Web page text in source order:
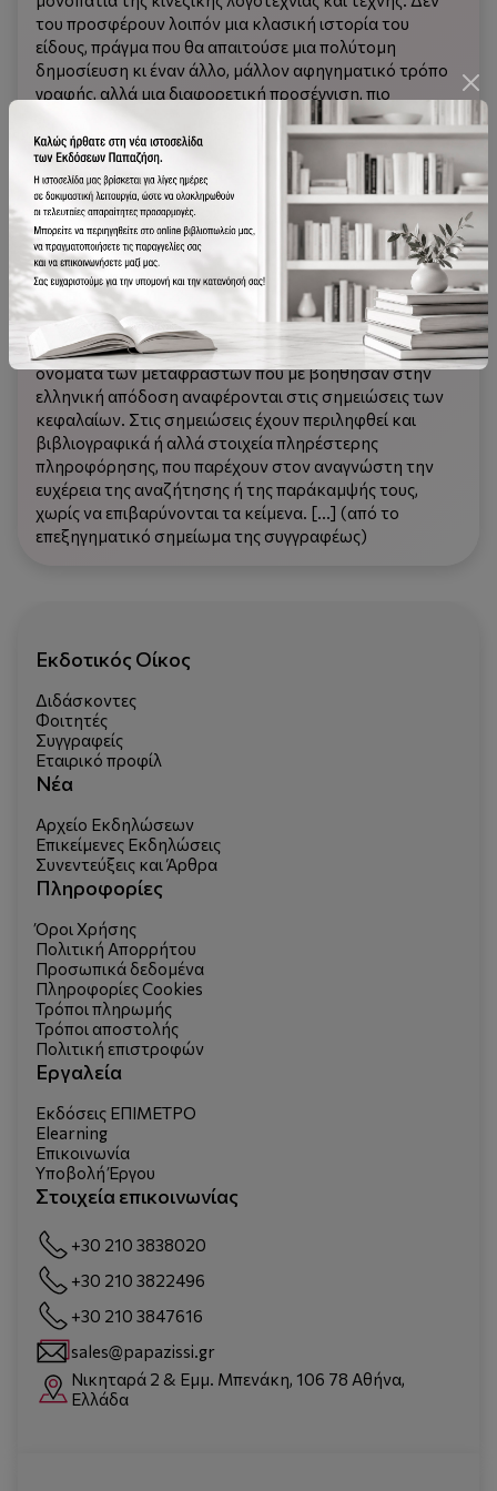
του προσφέρουν λοιπόν μια κλασική ιστορία του
είδους, πράγμα που θα απαιτούσε μια πολύτομη
δημοσίευση κι έναν άλλο, μάλλον αφηγηματικό τρόπο
γραφής, αλλά μια διαφορετική προσέγγιση, πιο
"ιμπρεσιονιστική" ίσως και, ελπίζω, εξίσου, αν όχι
περισσότερο ελκυστική. Το βιβλίο βασίζεται, ως ένα
βαθμό, σε επιλογή κειμένων που γράφονταν και, τις
περισσότερες φορές, δημοσιεύονταν σε διάφορες
περιοδικές εκδόσεις, ανάλογα με τις ανάγκες της
διδασκαλίας μου και τις προσωπικές μου αναζητήσεις.
Μερικά κείμενα συμπληρώθηκαν με πιο αναλυτική
επεξεργασία, άλλα προστέθηκαν τώρα. Τα
μεταφρασμένα ποιήματα και λοιπά κείμενα
επιλέχθηκαν μέσα από τη μελέτη διαφόρων γαλλικών
και αγγλικών δημοσιεύσεων και, σε κάθε περίπτωση, τα
ονόματα των μεταφραστών που με βοήθησαν στην
ελληνική απόδοση αναφέρονται στις σημειώσεις των
κεφαλαίων. Στις σημειώσεις έχουν περιληφθεί και
βιβλιογραφικά ή αλλά στοιχεία πληρέστερης
πληροφόρησης, που παρέχουν στον αναγνώστη την
ευχέρεια της αναζήτησης ή της παράκαμψής τους,
χωρίς να επιβαρύνονται τα κείμενα. [...] (από το
επεξηγηματικό σημείωμα της συγγραφέως)
Εκδοτικός Οίκος
Διδάσκοντες
Φοιτητές
Συγγραφείς
Εταιρικό προφίλ
Νέα
Αρχείο Εκδηλώσεων
Επικείμενες Εκδηλώσεις
Συνεντεύξεις και Άρθρα
Πληροφορίες
Όροι Χρήσης
Πολιτική Απορρήτου
Προσωπικά δεδομένα
Πληροφορίες Cookies
Τρόποι πληρωμής
Τρόποι αποστολής
Πολιτική επιστροφών
Εργαλεία
Εκδόσεις ΕΠΙΜΕΤΡΟ
Elearning
Επικοινωνία
Υποβολή Έργου
Στοιχεία επικοινωνίας
+30 210 3838020
+30 210 3822496
+30 210 3847616
sales@papazissi.gr
Νικηταρά 2 & Εμμ. Μπενάκη, 106 78 Αθήνα,
Ελλάδα